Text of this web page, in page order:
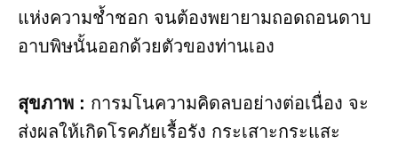
แห่งความช้ำชอก จนต้องพยายามถอดถอนดาบ
อาบพิษนั้นออกด้วยตัวของท่านเอง
สุขภาพ : การมโนความคิดลบอย่างต่อเนื่อง จะ
ส่งผลให้เกิดโรคภัยเรื้อรัง กระเสาะกระแสะ